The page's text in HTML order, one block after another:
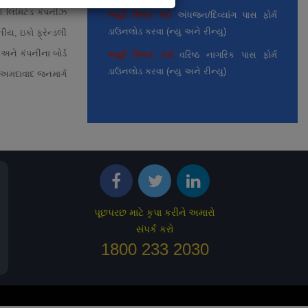
લિમિટેડ કંપનીઝ
ઇકો ફ્રેન્ડલી
કંપનીના બોર્ડ
જનમાર્ગ
અહીં ક્લિક કરોઅંધજન/દિવ્યાંગ પાસ ફોર્મ
ડાઉનલોડ કરવા (ન્યુ અને રીન્યુ)
અહીં ક્લિક કરો
વરિષ્ઠ નાગરિક પાસ ફોર્મ
ડાઉનલોડ કરવા (ન્યુ અને રીન્યુ)
પૂછપરછ માટે કૃપા કરીને અમારો
સંપર્ક કરો
1800 233 2030